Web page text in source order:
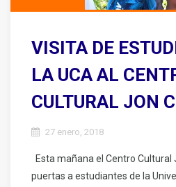
VISITA DE
LA UCA AL
CULTURAL JON
27 enero, 2018
Esta mañana el Centro Cultural
puertas a estudiantes de la